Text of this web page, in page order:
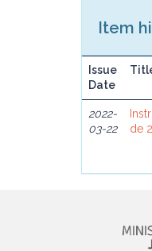
Item
Issue
Date
2022-
03-22
de